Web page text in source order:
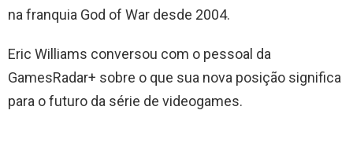
na franquia God of War desde 2004.
Eric Williams conversou com o pessoal da
GamesRadar+ sobre o que sua nova posição significa
para o futuro da série de videogames.